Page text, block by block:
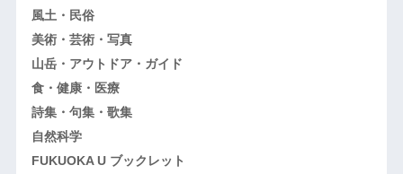
風土・民俗
美術・芸術・写真
山岳・アウトドア・ガイド
食・健康・医療
詩集・句集・歌集
自然科学
FUKUOKA U ブックレット